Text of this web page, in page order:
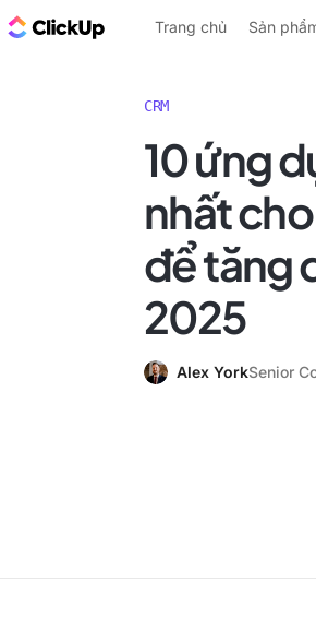
ClickUp Blog
Trang chủ Sản
CRM
10 ứng
nhất
để tăng
2025
Alex YorkSenior